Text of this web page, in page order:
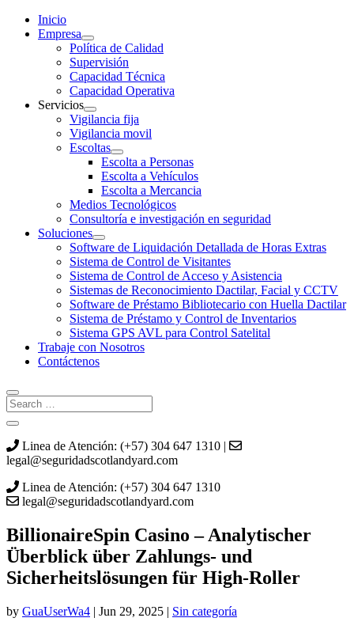
Inicio
Empresa
Política de Calidad
Supervisión
Capacidad Técnica
Capacidad Operativa
Servicios
Vigilancia fija
Vigilancia movil
Escoltas
Escolta a Personas
Escolta a Vehículos
Escolta a Mercancia
Medios Tecnológicos
Consultoría e investigación en seguridad
Soluciones
Software de Liquidación Detallada de Horas Extras
Sistema de Control de Visitantes
Sistema de Control de Acceso y Asistencia
Sistemas de Reconocimiento Dactilar, Facial y CCTV
Software de Préstamo Bibliotecario con Huella Dactilar
Sistema de Préstamo y Control de Inventarios
Sistema GPS AVL para Control Satelital
Trabaje con Nosotros
Contáctenos
Linea de Atención: (+57) 304 647 1310 |
legal@seguridadscotlandyard.com
Linea de Atención: (+57) 304 647 1310
legal@seguridadscotlandyard.com
BillionaireSpin Casino – Analytischer
Überblick über Zahlungs‑ und
Sicherheitslösungen für High‑Roller
by GuaUserWa4 | Jun 29, 2025 | Sin categoría